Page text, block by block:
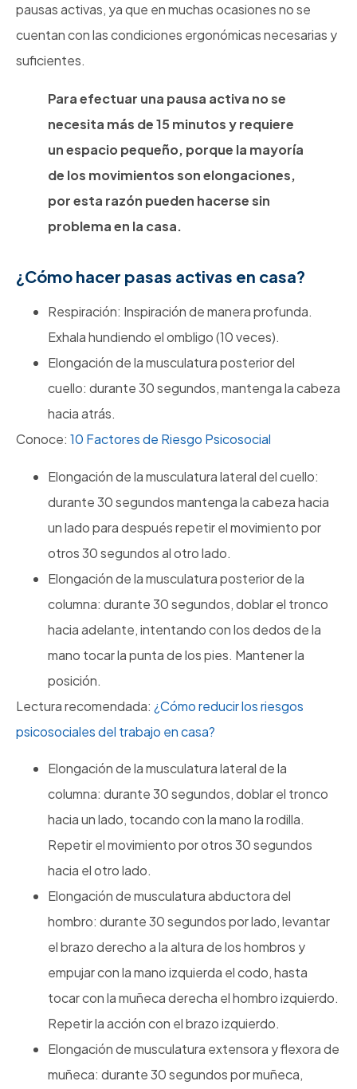
pausas activas, ya que en muchas ocasiones no se
cuentan con las condiciones ergonómicas necesarias y
suficientes.
Para efectuar una pausa activa no se
necesita más de 15 minutos y requiere
un espacio pequeño, porque la mayoría
de los movimientos son elongaciones,
por esta razón pueden hacerse sin
problema en la casa.
¿Cómo hacer pasas activas en casa?
Respiración: Inspiración de manera profunda.
Exhala hundiendo el ombligo (10 veces).
Elongación de la musculatura posterior del
cuello: durante 30 segundos, mantenga la cabeza
hacia atrás.
Conoce: 10 Factores de Riesgo Psicosocial
Elongación de la musculatura lateral del cuello:
durante 30 segundos mantenga la cabeza hacia
un lado para después repetir el movimiento por
otros 30 segundos al otro lado.
Elongación de la musculatura posterior de la
columna: durante 30 segundos, doblar el tronco
hacia adelante, intentando con los dedos de la
mano tocar la punta de los pies. Mantener la
posición.
Lectura recomendada: ¿Cómo reducir los riesgos
psicosociales del trabajo en casa?
Elongación de la musculatura lateral de la
columna: durante 30 segundos, doblar el tronco
hacia un lado, tocando con la mano la rodilla.
Repetir el movimiento por otros 30 segundos
hacia el otro lado.
Elongación de musculatura abductora del
hombro: durante 30 segundos por lado, levantar
el brazo derecho a la altura de los hombros y
empujar con la mano izquierda el codo, hasta
tocar con la muñeca derecha el hombro izquierdo.
Repetir la acción con el brazo izquierdo.
Elongación de musculatura extensora y flexora de
muñeca: durante 30 segundos por muñeca,